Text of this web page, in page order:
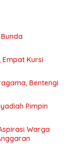
Kursi
Bentengi
Pimpin
Warga